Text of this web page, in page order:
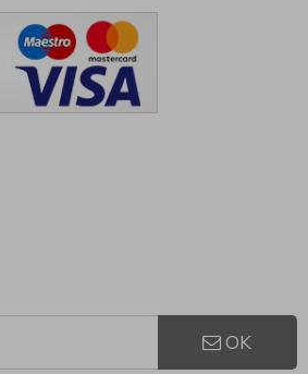
OK